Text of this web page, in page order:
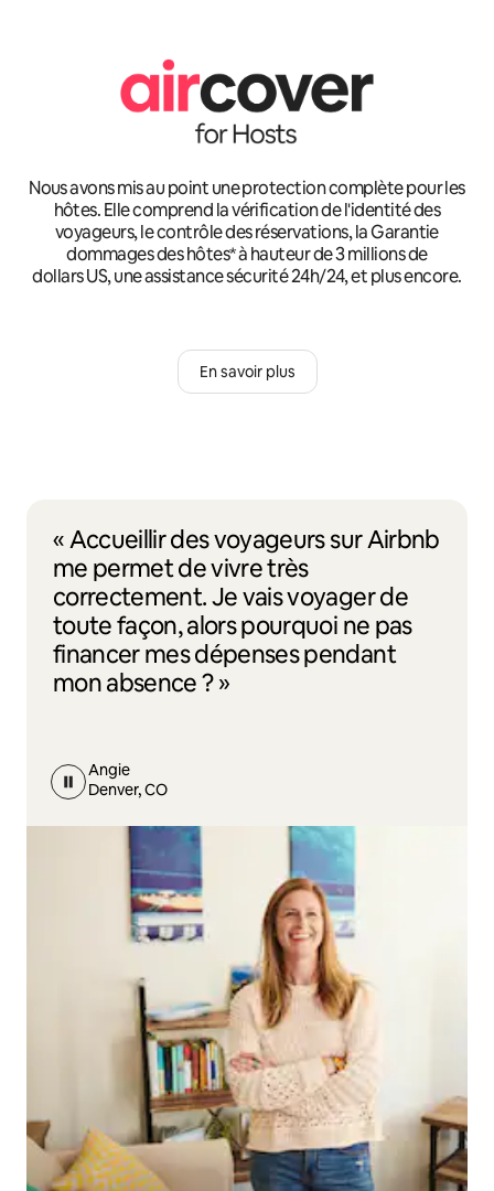
Nous avons mis au point une protection complète pour les
hôtes. Elle comprend la vérification de l'identité des
voyageurs, le contrôle des réservations, la Garantie
dommages des hôtes* à hauteur de 3 millions de
dollars US, une assistance sécurité 24h/24, et plus encore.
En savoir plus
« Accueillir des voyageurs sur Airbnb
me permet de vivre très
correctement. Je vais voyager de
toute façon, alors pourquoi ne pas
financer mes dépenses pendant
mon absence ? »
Angie
Denver, CO